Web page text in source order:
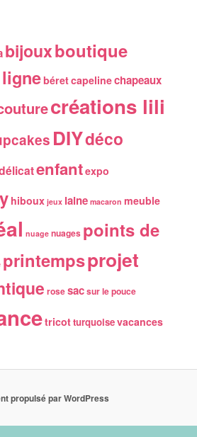
bijouxboutique
béretcapelinechapeaux
créations lili
DIYdéco
enfantexpo
hiboux jeux laine macaron meuble
nuage nuages points de
printempsprojet
rosesacsur le pouce
tricotturquoisevacances
propulsé par WordPress